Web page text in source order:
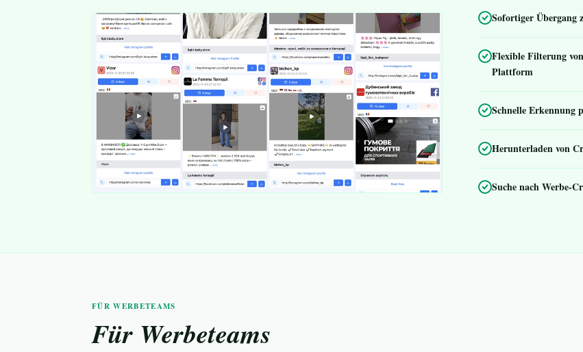
Sofortiger Übergang
Flexible Filterung
Plattform
Schnelle Erkennung
Herunterladen von
Suche nach Werbe-
FÜR WERBETEAMS
Für Werbeteams